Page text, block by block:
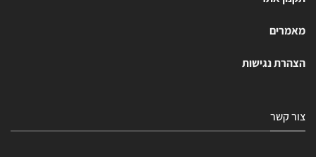
מאמרים
הצהרת נגישות
צור קשר